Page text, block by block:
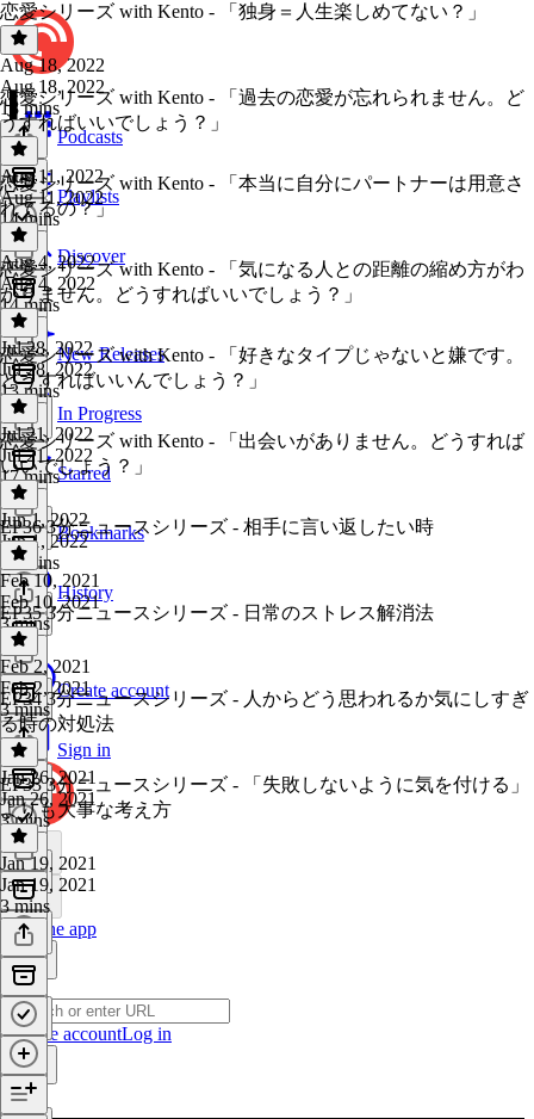
Podcasts
Playlists
Discover
New Releases
In Progress
Starred
Bookmarks
History
Create account
Sign in
Get the app
Create accountLog in
恋愛シリーズ with Kento - 「独身＝人生楽しめてない？」
Aug 18, 2022
Aug 18, 2022
18 mins
恋愛シリーズ with Kento - 「過去の恋愛が忘れられません。ど
うすればいいでしょう？」
Aug 11, 2022
Aug 11, 2022
14 mins
恋愛シリーズ with Kento - 「本当に自分にパートナーは用意さ
れてるの？」
Aug 4, 2022
Aug 4, 2022
14 mins
恋愛シリーズ with Kento - 「気になる人との距離の縮め方がわ
かりません。どうすればいいでしょう？」
Jul 28, 2022
Jul 28, 2022
13 mins
恋愛シリーズ with Kento - 「好きなタイプじゃないと嫌です。
どうすればいいんでしょう？」
Jul 21, 2022
Jul 21, 2022
17 mins
恋愛シリーズ with Kento - 「出会いがありません。どうすれば
いいでしょう？」
Jun 1, 2022
Jun 1, 2022
14 mins
EP36 3分ニュースシリーズ - 相手に言い返したい時
Feb 10, 2021
Feb 10, 2021
3 mins
EP35 3分ニュースシリーズ - 日常のストレス解消法
Feb 2, 2021
Feb 2, 2021
3 mins
EP34 3分ニュースシリーズ - 人からどう思われるか気にしすぎ
る時の対処法
Jan 26, 2021
Jan 26, 2021
3 mins
EP33 3分ニュースシリーズ - 「失敗しないように気を付ける」
よりも大事な考え方
Jan 19, 2021
Jan 19, 2021
3 mins